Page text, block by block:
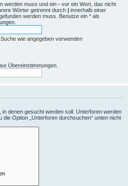
werden muss und ein - vor ein Wort, das nicht
Wörter getrennt durch | innerhalb einer
werden muss. Benutze ein * als
wie angegeben verwenden
Übereinstimmungen.
denen gesucht werden soll. Unterforen werden
Option „Unterforen durchsuchen“ unten nicht